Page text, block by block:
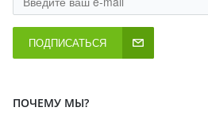
ПОДПИСАТЬСЯ
ПОЧЕМУ МЫ?